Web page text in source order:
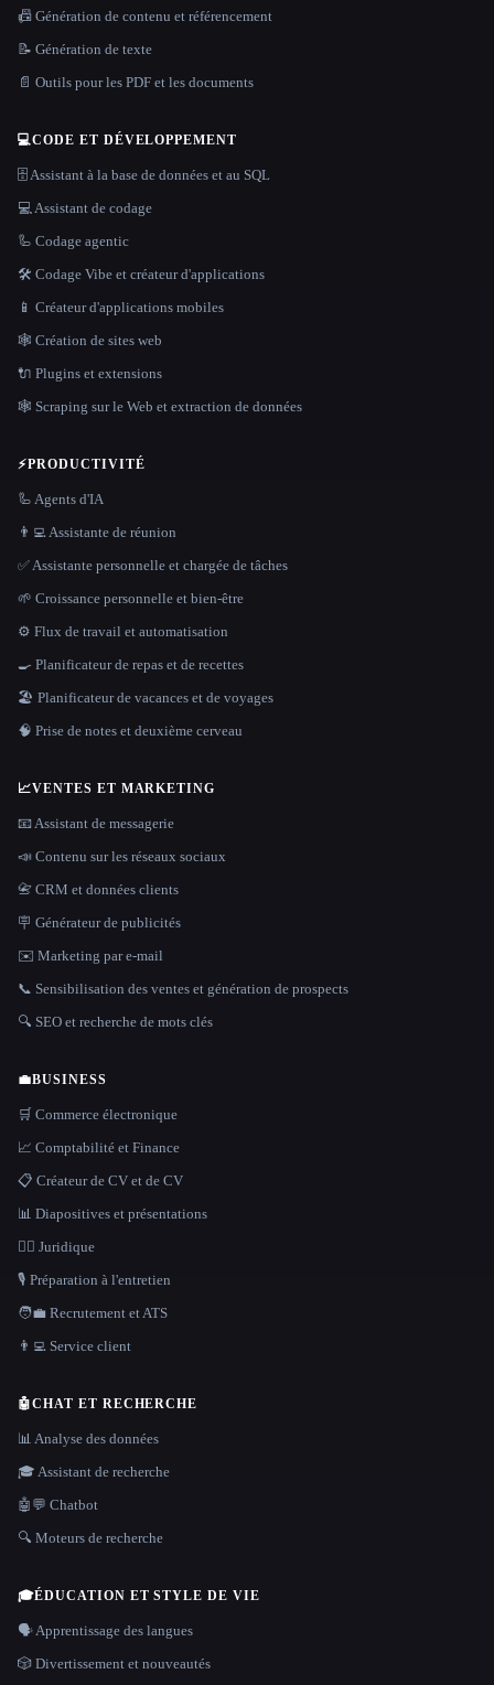
📠 Génération de contenu et référencement
📝 Génération de texte
📄 Outils pour les PDF et les documents
💻CODE ET DÉVELOPPEMENT
🗄️ Assistant à la base de données et au SQL
💻 Assistant de codage
🦾 Codage agentic
🛠️ Codage Vibe et créateur d'applications
📱 Créateur d'applications mobiles
🕸 Création de sites web
🔌 Plugins et extensions
🕸️ Scraping sur le Web et extraction de données
⚡PRODUCTIVITÉ
🦾 Agents d'IA
👨‍💻 Assistante de réunion
✅ Assistante personnelle et chargée de tâches
🌱 Croissance personnelle et bien-être
⚙️ Flux de travail et automatisation
🍳 Planificateur de repas et de recettes
🏖 Planificateur de vacances et de voyages
🧠 Prise de notes et deuxième cerveau
📈VENTES ET MARKETING
📧 Assistant de messagerie
📣 Contenu sur les réseaux sociaux
📇 CRM et données clients
🪧 Générateur de publicités
✉️ Marketing par e-mail
📞 Sensibilisation des ventes et génération de prospects
🔍 SEO et recherche de mots clés
💼BUSINESS
🛒 Commerce électronique
📈 Comptabilité et Finance
📋 Créateur de CV et de CV
📊 Diapositives et présentations
👩‍⚖️ Juridique
🎙️ Préparation à l'entretien
🧑‍💼 Recrutement et ATS
👨‍💻 Service client
🤖CHAT ET RECHERCHE
📊 Analyse des données
🎓 Assistant de recherche
🤖💬 Chatbot
🔍 Moteurs de recherche
🎓ÉDUCATION ET STYLE DE VIE
🗣️ Apprentissage des langues
🎲 Divertissement et nouveautés